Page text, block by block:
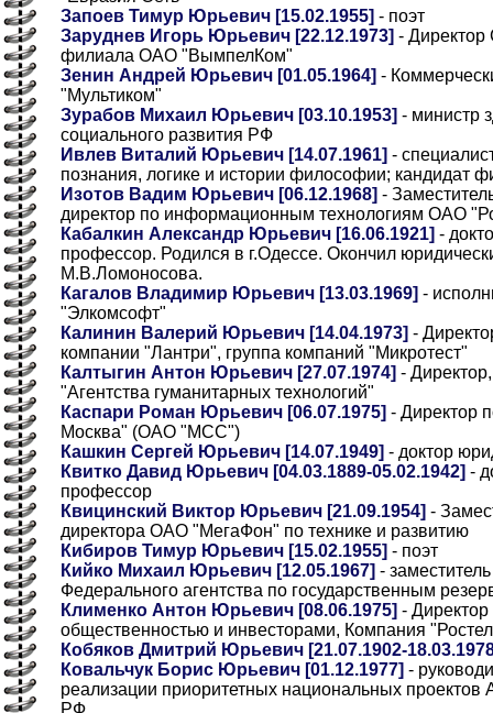
Запоев Тимур Юрьевич [15.02.1955] - поэт
Заруднев Игорь Юрьевич [22.12.1973] - Директор
филиала ОАО "ВымпелКом"
Зенин Андрей Юрьевич [01.05.1964] -
"Мультиком"
Зурабов Михаил Юрьевич [03.10.1953] - министр
социального развития РФ
Ивлев Виталий Юрьевич [14.07.1961] -
познания, логике и истории философии; кандидат
Изотов Вадим Юрьевич [06.12.1968] -
директор по информационным технологиям ОАО
Кабалкин Александр Юрьевич [16.06.1921] -
профессор. Родился в г.Одессе. Окончил
М.В.Ломоносова.
Кагалов Владимир Юрьевич [13.03.1969] -
"Элкомсофт"
Калинин Валерий Юрьевич [14.04.1973] -
компании "Лантри", группа компаний "Микротест"
Калтыгин Антон Юрьевич [27.07.1974] -
"Агентства гуманитарных технологий"
Каспари Роман Юрьевич [06.07.1975] - Директор
Москва" (ОАО "МСС")
Кашкин Сергей Юрьевич [14.07.1949] - доктор
Квитко Давид Юрьевич [04.03.1889-05.02.1942] -
профессор
Квицинский Виктор Юрьевич [21.09.1954] -
директора ОАО "МегаФон" по технике и развитию
Кибиров Тимур Юрьевич [15.02.1955] - поэт
Кийко Михаил Юрьевич [12.05.1967] -
Федерального агентства по государственным
Клименко Антон Юрьевич [08.06.1975] -
общественностью и инвесторами, Компания
Кобяков Дмитрий Юрьевич [21.07.1902-
Ковальчук Борис Юрьевич [01.12.1977] -
реализации приоритетных национальных проектов